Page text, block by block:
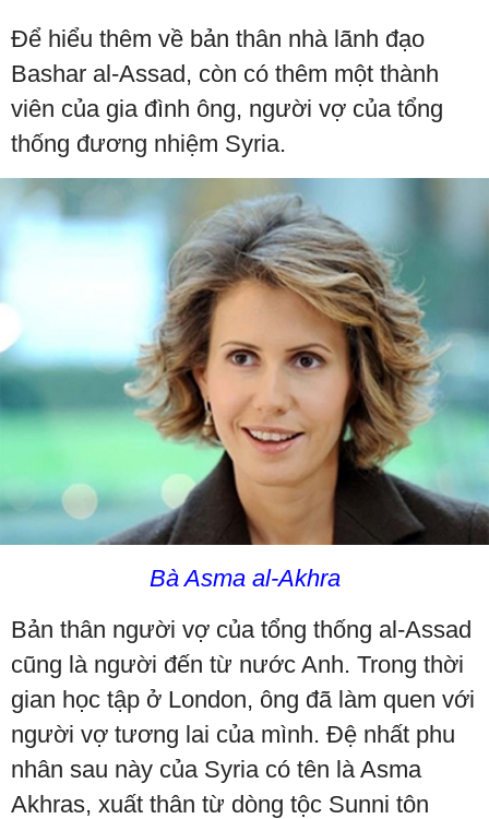
Để hiểu thêm về bản thân nhà lãnh đạo
Bashar al-Assad, còn có thêm một thành
viên của gia đình ông, người vợ của tổng
thống đương nhiệm Syria.
Bà Asma al-Akhra
Bản thân người vợ của tổng thống al-Assad
cũng là người đến từ nước Anh. Trong thời
gian học tập ở London, ông đã làm quen với
người vợ tương lai của mình. Đệ nhất phu
nhân sau này của Syria có tên là Asma
Akhras, xuất thân từ dòng tộc Sunni tôn